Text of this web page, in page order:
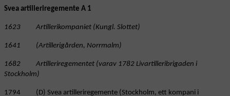
Svea artilleriregemente A 1
1623 Artillerikompaniet (Kungl. Slottet)
1641 (Artillerigården, Norrmalm)
1682 Artilleriregementet (varav 1782 Livartilleribrigaden i
Stockholm)
1794 (D) Svea artilleriregemente (Stockholm, ett kompani i